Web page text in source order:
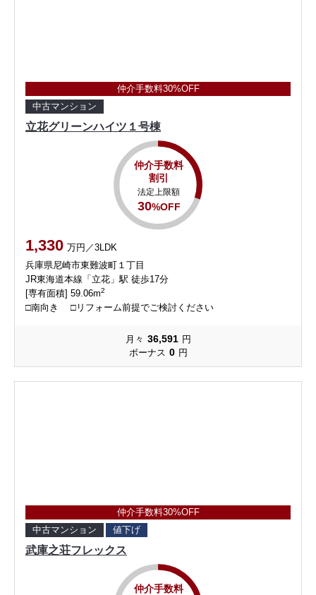
仲介手数料30%OFF
中古マンション
立花グリーンハイツ１号棟
仲介手数料
割引
法定上限額
30%OFF
1,330 万円／3LDK
兵庫県尼崎市東難波町１丁目
JR東海道本線「立花」駅 徒歩17分
[専有面積] 59.06m2
□南向き □リフォーム前提でご検討ください
月々 36,591 円
ボーナス 0 円
仲介手数料30%OFF
中古マンション
値下げ
武庫之荘フレックス
仲介手数料